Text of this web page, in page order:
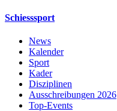
Schiesssport
News
Kalender
Sport
Kader
Disziplinen
Ausschreibungen 2026
Top-Events